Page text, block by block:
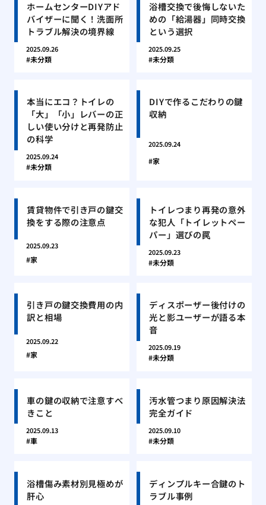
ホームセンターDIYアド
バイザーに聞く！洗面所
トラブル解決の境界線
2025.09.26
未分類
浴槽交換で後悔しないた
めの「給湯器」同時交換
という選択
2025.09.25
未分類
本当にエコ？トイレの
「大」「小」レバーの正
しい使い分けと再発防止
の科学
2025.09.24
未分類
DIYで作るこだわりの鍵
収納
2025.09.24
家
賃貸物件で引き戸の鍵交
換をする際の注意点
2025.09.23
家
トイレつまり再発の意外
な犯人「トイレットペー
パー」選びの罠
2025.09.23
未分類
引き戸の鍵交換費用の内
訳と相場
2025.09.22
家
ディスポーザー後付けの
光と影ユーザーが語る本
音
2025.09.19
未分類
車の鍵の収納で注意すべ
きこと
2025.09.13
車
汚水管つまり原因解決法
完全ガイド
2025.09.10
未分類
浴槽傷み素材別見極めが
肝心
ディンプルキー合鍵のト
ラブル事例